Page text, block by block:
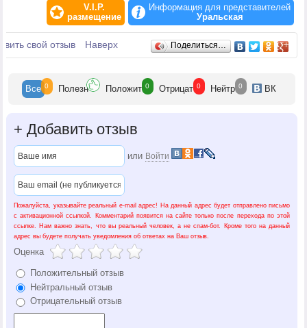
V.I.P.
размещение
Информация для представителей
Уральская
Отзывы
свой отзыв Наверх Поделиться…
Все 0 Полезн Положит 0 Отрицат 0 Нейтр 0 ВК
+ Добавить отзыв
или Войти
Пожалуйста, указывайте реальный e-mail адрес! На данный адрес будет отправлено письмо
с активационной ссылкой. Комментарий появится на сайте только после перехода по этой
ссылке. Нам важно знать, что вы реальный человек, а не спам-бот. Кроме того на данный
адрес вы будете получать уведомления об ответах на Ваш отзыв.
Оценка
Положительный отзыв
Нейтральный отзыв
Отрицательный отзыв